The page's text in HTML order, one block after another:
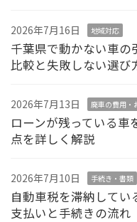
2026年7月16日 地域対応
千葉県で動かない車
比較と失敗しない選び
2026年7月13日 廃車の費用・
ローンが残っている車
点を詳しく解説
2026年7月10日 手続き・書類
自動車税を滞納して
支払いと手続きの流れ